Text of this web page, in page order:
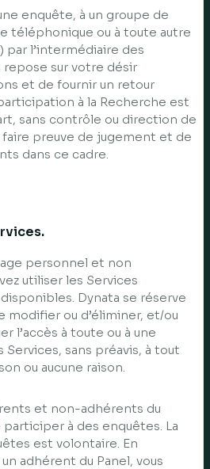
enquête, à un groupe de
téléphonique ou à toute autre
par l’intermédiaire des
sur votre désir
et de fournir un retour
à la Recherche est
sans contrôle ou direction de
faire preuve de jugement et de
dans ce cadre.
personnel et non
utiliser les Services
Dynata se réserve
modifier ou d’éliminer, et/ou
l’accès à toute ou à une
sans préavis, à tout
ou aucune raison.
et non-adhérents du
à des enquêtes. La
est volontaire. En
adhérent du Panel, vous